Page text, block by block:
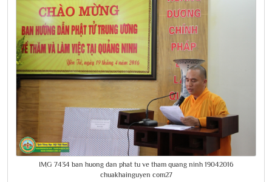
IMG 7434 ban huong dan phat tu ve tham quang ninh 19042016
chuakhainguyen com27